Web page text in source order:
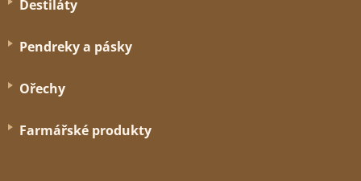
Destiláty
Pendreky a pásky
Ořechy
Farmářské produkty